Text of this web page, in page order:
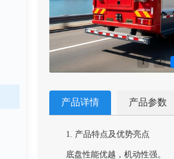
1 2
产品详情 产品参数
1. 产品特点及优势亮点
底盘性能优越，机动性强。